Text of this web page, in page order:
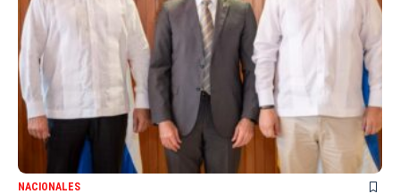
NACIONALES